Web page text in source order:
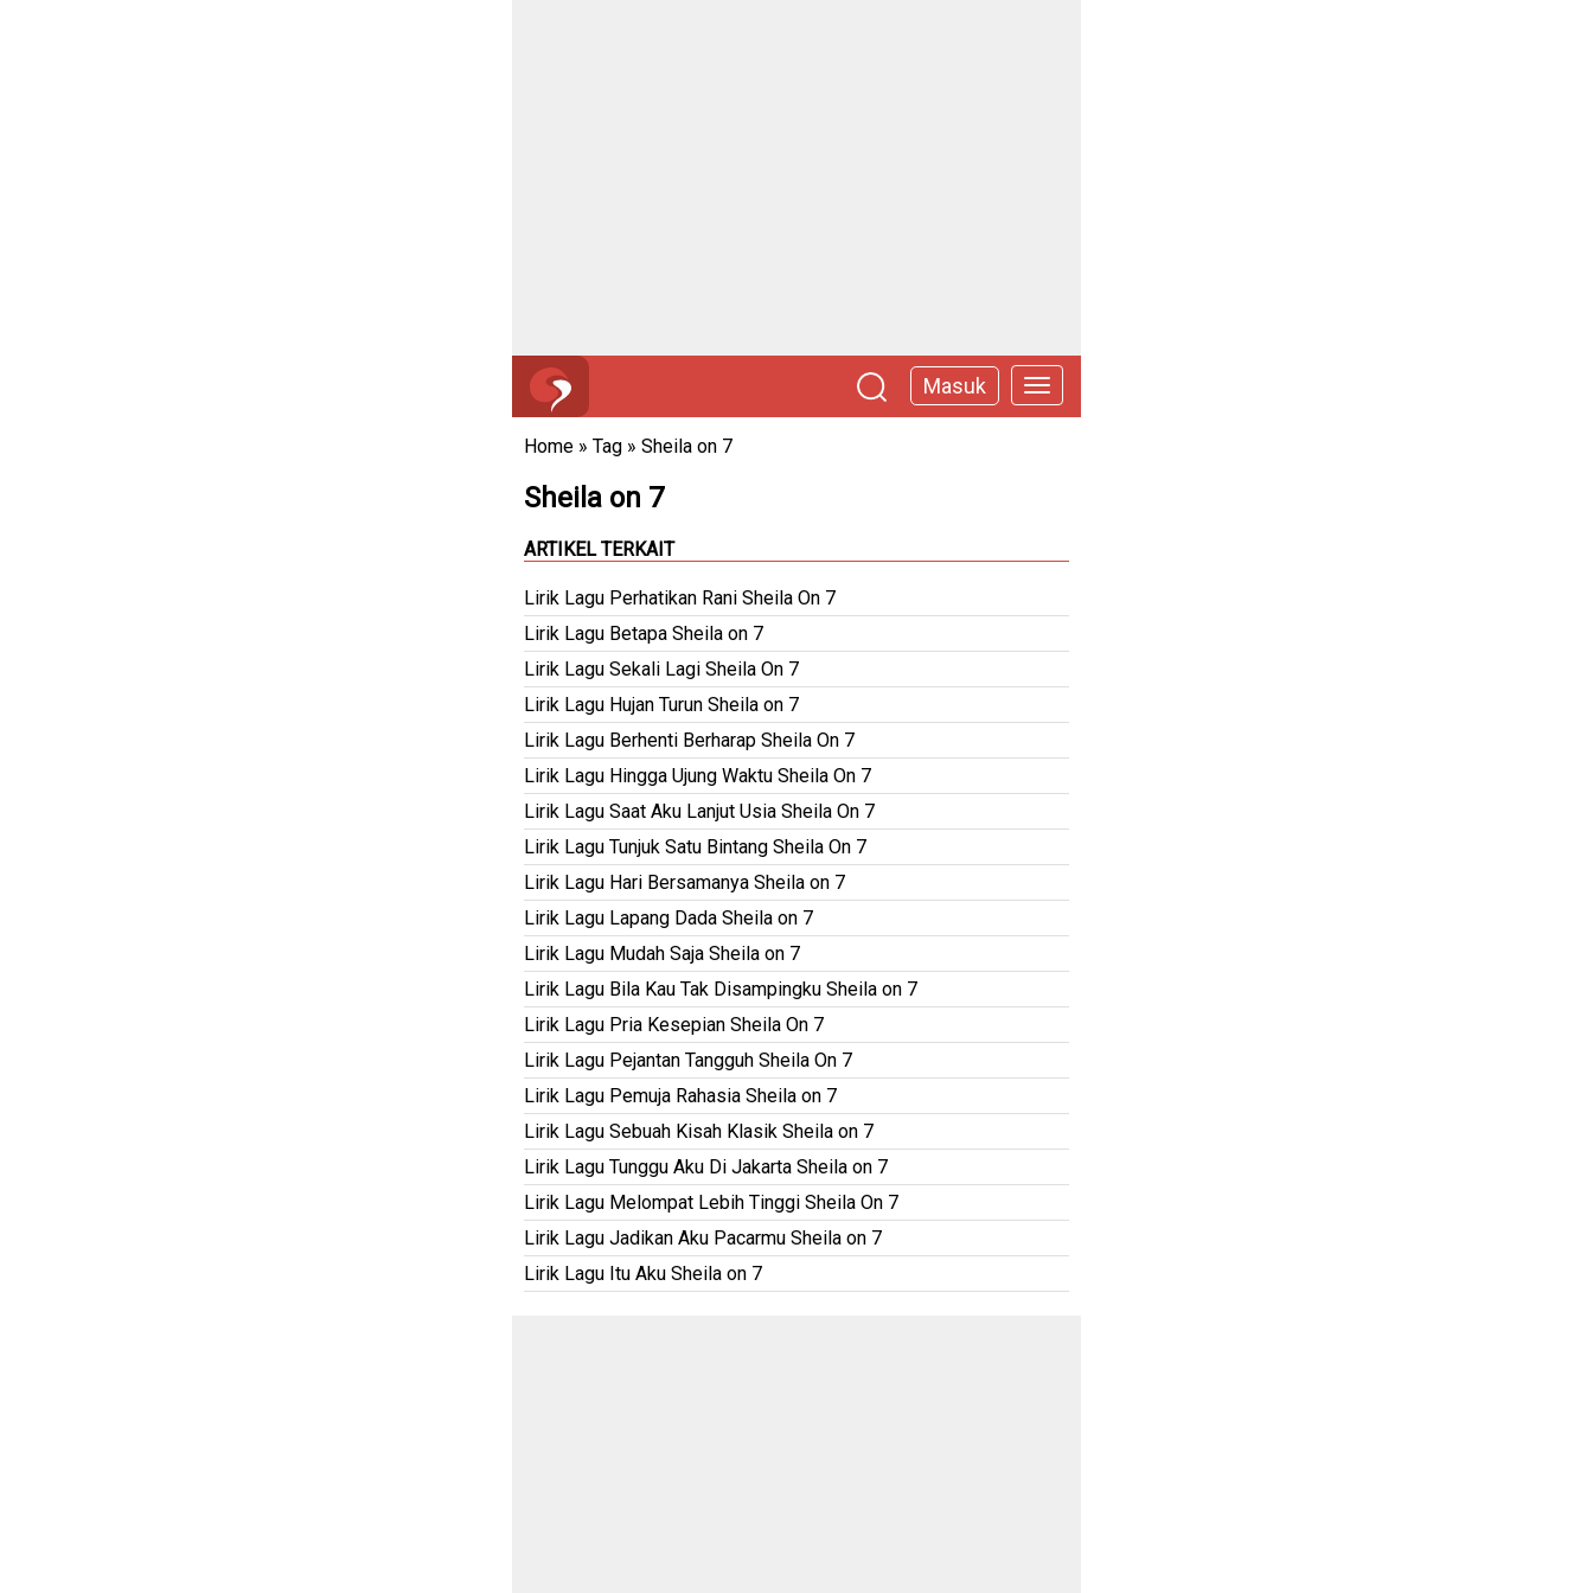
Masuk
Home » Tag » Sheila on 7
Sheila on 7
ARTIKEL TERKAIT
Lirik Lagu Perhatikan Rani Sheila On 7
Lirik Lagu Betapa Sheila on 7
Lirik Lagu Sekali Lagi Sheila On 7
Lirik Lagu Hujan Turun Sheila on 7
Lirik Lagu Berhenti Berharap Sheila On 7
Lirik Lagu Hingga Ujung Waktu Sheila On 7
Lirik Lagu Saat Aku Lanjut Usia Sheila On 7
Lirik Lagu Tunjuk Satu Bintang Sheila On 7
Lirik Lagu Hari Bersamanya Sheila on 7
Lirik Lagu Lapang Dada Sheila on 7
Lirik Lagu Mudah Saja Sheila on 7
Lirik Lagu Bila Kau Tak Disampingku Sheila on 7
Lirik Lagu Pria Kesepian Sheila On 7
Lirik Lagu Pejantan Tangguh Sheila On 7
Lirik Lagu Pemuja Rahasia Sheila on 7
Lirik Lagu Sebuah Kisah Klasik Sheila on 7
Lirik Lagu Tunggu Aku Di Jakarta Sheila on 7
Lirik Lagu Melompat Lebih Tinggi Sheila On 7
Lirik Lagu Jadikan Aku Pacarmu Sheila on 7
Lirik Lagu Itu Aku Sheila on 7